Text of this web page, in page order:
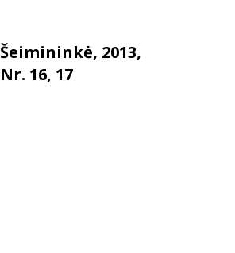
Šeimininkė, 2013,
Nr. 16, 17